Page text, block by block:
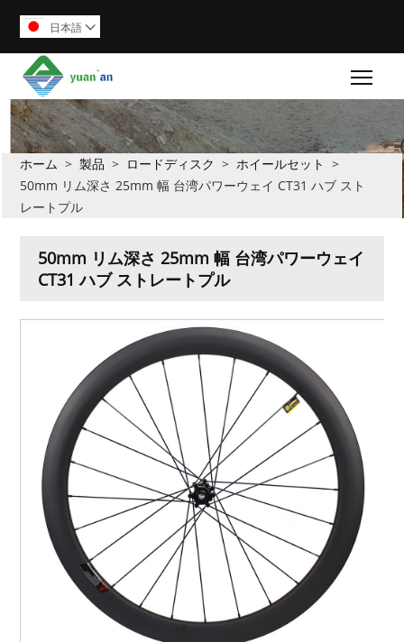
日本語 
ホーム > 製品 > ロードディスク > ホイールセット
>
50mm リム深さ 25mm 幅 台湾パワーウェイ CT31 ハブ スト
レートプル
50mm リム深さ 25mm 幅 台湾パワーウェイ
CT31 ハブ ストレートプル